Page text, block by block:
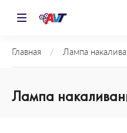
Главная / Лампа
Лампа